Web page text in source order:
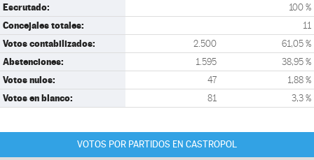
Escrutado: 100 %
Concejales totales: 11
Votos contabilizados: 2.500 61,05 %
Abstenciones: 1.595 38,95 %
Votos nulos: 47 1,88 %
Votos en blanco: 81 3,3 %
VOTOS POR PARTIDOS EN CASTROPOL